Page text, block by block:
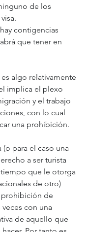
de los
contigencias
que tener en
algo relativamente
implica el plexo
y el trabajo
con lo cual
una prohibición.
(o para el caso una
a ser turista
que le otorga
de otro)
prohibición de
veces con una
de aquello que